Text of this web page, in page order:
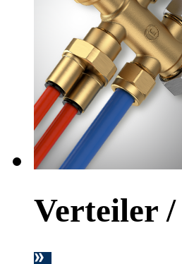
Verteiler